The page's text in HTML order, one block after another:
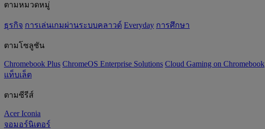
ตามหมวดหมู่
ธุรกิจ การเล่นเกมผ่านระบบคลาวด์ Everyday การศึกษา
ตามโซลูชัน
Chromebook Plus ChromeOS Enterprise Solutions Cloud Gaming on Chromebook
แท็บเล็ต
ตามซีรีส์
Acer Iconia
จอมอร์นิเตอร์